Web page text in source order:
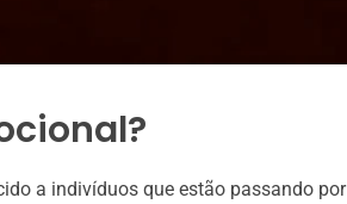
a indivíduos que estão passando por